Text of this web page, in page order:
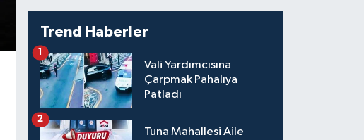
Trend Haberler
Vali Yardımcısına
Çarpmak Pahalıya
Patladı
1
Tuna Mahallesi Aile
2